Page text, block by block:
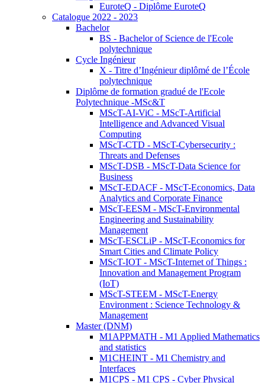
EuroteQ - Diplôme EuroteQ
Catalogue 2022 - 2023
Bachelor
BS - Bachelor of Science de l'Ecole
polytechnique
Cycle Ingénieur
X - Titre d’Ingénieur diplômé de l’École
polytechnique
Diplôme de formation gradué de l'Ecole
Polytechnique -MSc&T
MScT-AI-ViC - MScT-Artificial
Intelligence and Advanced Visual
Computing
MScT-CTD - MScT-Cybersecurity :
Threats and Defenses
MScT-DSB - MScT-Data Science for
Business
MScT-EDACF - MScT-Economics, Data
Analytics and Corporate Finance
MScT-EESM - MScT-Environmental
Engineering and Sustainability
Management
MScT-ESCLiP - MScT-Economics for
Smart Cities and Climate Policy
MScT-IOT - MScT-Internet of Things :
Innovation and Management Program
(IoT)
MScT-STEEM - MScT-Energy
Environment : Science Technology &
Management
Master (DNM)
M1APPMATH - M1 Applied Mathematics
and statistics
M1CHEINT - M1 Chemistry and
Interfaces
M1CPS - M1 CPS - Cyber Physical